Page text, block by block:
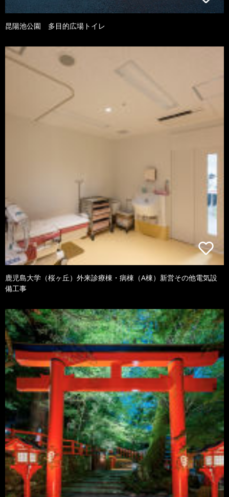
昆陽池公園 多目的広場トイレ
鹿児島大学（桜ヶ丘）外来診療棟・病棟（A棟）新営その他電気設
備工事